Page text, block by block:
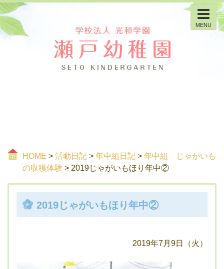
MENU
HOME > 活動日記 > 年中組日記 > 年中組 じゃがいも
の収穫体験 > 2019じゃがいもほり年中②
2019じゃがいもほり年中②
2019年7月9日（火）